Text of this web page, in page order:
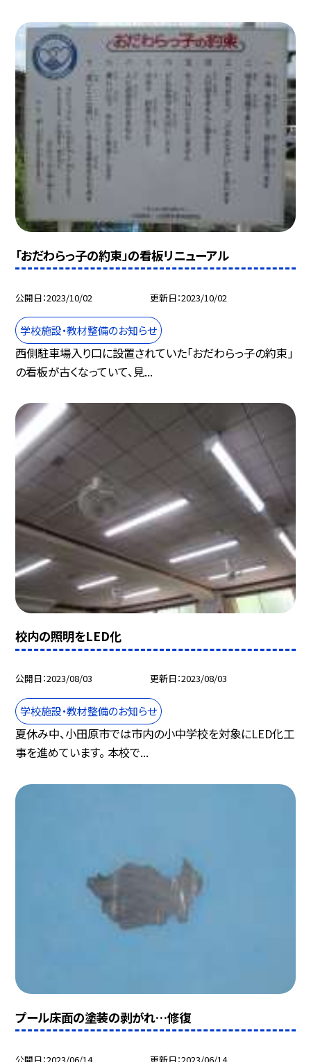
「おだわらっ子の約束」の看板リニューアル
公開日 2023/10/02 更新日 2023/10/02
学校施設・教材整備のお知らせ
西側駐車場入り口に設置されていた「おだわらっ子の約束」
の看板が古くなっていて、見...
校内の照明をLED化
公開日 2023/08/03 更新日 2023/08/03
学校施設・教材整備のお知らせ
夏休み中、小田原市では市内の小中学校を対象にLED化工
事を進めています。 本校で...
プール床面の塗装の剥がれ…修復
公開日 2023/06/14 更新日 2023/06/14